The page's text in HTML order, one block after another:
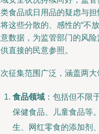
食品或日用品的疑虑与
这些分散的、感性的“不
数据，为监管部门的风
直接的民意参照。
征集范围广泛，涵盖两大
食品领域 ：包括但不限
保健食品、儿童食品等
生、网红零食的添加剂